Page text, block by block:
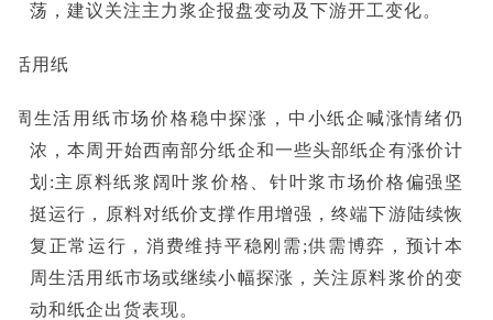
荡，建议关注主力浆企报盘变动及下游开工变化。
活用纸
周生活用纸市场价格稳中探涨，中小纸企喊涨情绪仍
浓，本周开始西南部分纸企和一些头部纸企有涨价计
划:主原料纸浆阔叶浆价格、针叶浆市场价格偏强坚
挺运行，原料对纸价支撑作用增强，终端下游陆续恢
复正常运行，消费维持平稳刚需;供需博弈，预计本
周生活用纸市场或继续小幅探涨，关注原料浆价的变
动和纸企出货表现。